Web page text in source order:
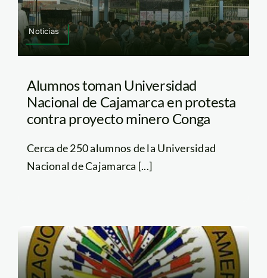
Noticias
Alumnos toman Universidad
Nacional de Cajamarca en protesta
contra proyecto minero Conga
Cerca de 250 alumnos de la Universidad
Nacional de Cajamarca [...]